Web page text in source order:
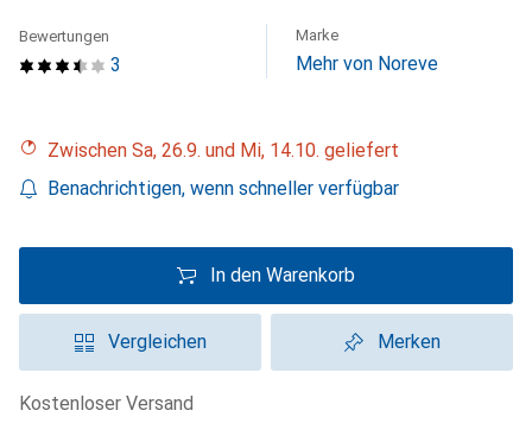
3
Bewertungen Marke
Mehr von Noreve
Zwischen Sa, 26.9. und Mi, 14.10. geliefert
Benachrichtigen, wenn schneller verfügbar
In den Warenkorb
Vergleichen Merken
kostenloser Versand